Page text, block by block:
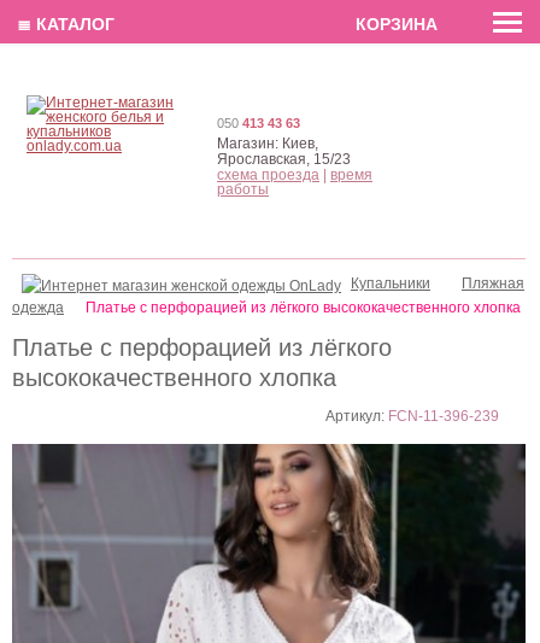
EN РУС
Платье с перфорацией из лёгкого
высококачественного хлопка
Артикул: FCN-11-396-239
Купальники
Пляжная
одежда
Платье с перфорацией из лёгкого высококачественного хлопка
050 413 43 63
Магазин: Киев,
Ярославская, 15/23
схема проезда
время
работы
≣ КАТАЛОГ КОРЗИНА